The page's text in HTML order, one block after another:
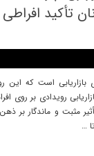
تأکید
بازاریابی است که
رویدادی بر روی
مثبت و ماندگار بر
…